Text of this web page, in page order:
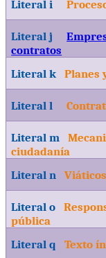
Literal i
Literal j
contratos
Literal k Planes
Literal l
Literal m
ciudadanía
Literal n
Literal o
pública
Literal q
Texto